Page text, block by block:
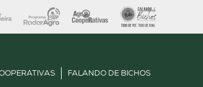
FALANDO DE BICHOS